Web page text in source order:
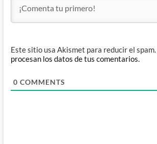
Este sitio usa Akismet para reducir el spam.
procesan los datos de tus comentarios.
0 COMMENTS